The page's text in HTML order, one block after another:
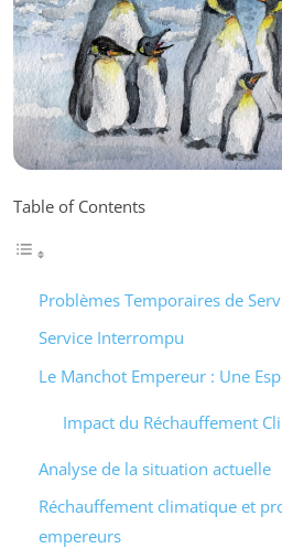
Table of Contents
Problèmes Temporaires de
Service Interrompu
Le Manchot Empereur : Une
Impact du Réchauffement
Analyse de la situation actuelle
Réchauffement climatique et
empereurs